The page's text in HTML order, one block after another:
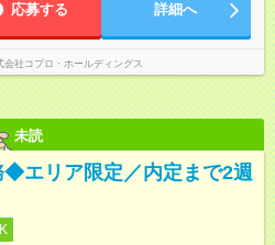
応募する 詳細へ
会社コプロ・ホールディングス
未読
◆エリア限定／内定まで2週